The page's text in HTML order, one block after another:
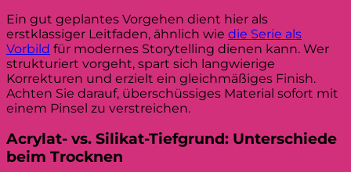
Ein gut geplantes Vorgehen dient hier als
erstklassiger Leitfaden, ähnlich wie die Serie als
Vorbild für modernes Storytelling dienen kann. Wer
strukturiert vorgeht, spart sich langwierige
Korrekturen und erzielt ein gleichmäßiges Finish.
Achten Sie darauf, überschüssiges Material sofort mit
einem Pinsel zu verstreichen.
Acrylat- vs. Silikat-Tiefgrund: Unterschiede
beim Trocknen